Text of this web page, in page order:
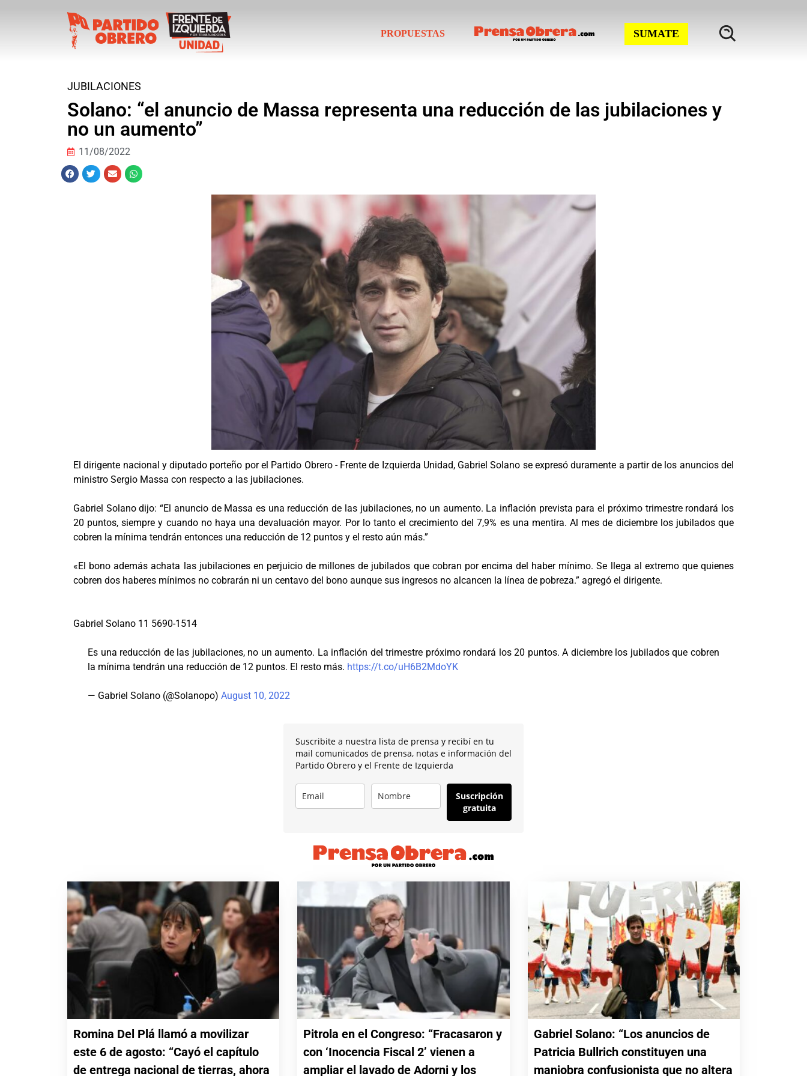
PROPUESTAS SUMATE
JUBILACIONES
Solano: “el anuncio de Massa representa una reducción de las jubilaciones y
no un aumento”
11/08/2022
El dirigente nacional y diputado porteño por el Partido Obrero - Frente de Izquierda Unidad, Gabriel Solano se expresó duramente a partir de los anuncios del
ministro Sergio Massa con respecto a las jubilaciones.
Gabriel Solano dijo: “El anuncio de Massa es una reducción de las jubilaciones, no un aumento. La inflación prevista para el próximo trimestre rondará los
20 puntos, siempre y cuando no haya una devaluación mayor. Por lo tanto el crecimiento del 7,9% es una mentira. Al mes de diciembre los jubilados que
cobren la mínima tendrán entonces una reducción de 12 puntos y el resto aún más.”
«El bono además achata las jubilaciones en perjuicio de millones de jubilados que cobran por encima del haber mínimo. Se llega al extremo que quienes
cobren dos haberes mínimos no cobrarán ni un centavo del bono aunque sus ingresos no alcancen la línea de pobreza.” agregó el dirigente.
Gabriel Solano 11 5690-1514
Es una reducción de las jubilaciones, no un aumento. La inflación del trimestre próximo rondará los 20 puntos. A diciembre los jubilados que cobren
la mínima tendrán una reducción de 12 puntos. El resto más. https://t.co/uH6B2MdoYK
— Gabriel Solano (@Solanopo) August 10, 2022
Suscribite a nuestra lista de prensa y recibí en tu
mail comunicados de prensa, notas e información del
Partido Obrero y el Frente de Izquierda
Suscripción
gratuita
Romina Del Plá llamó a movilizar
este 6 de agosto: “Cayó el capítulo
de entrega nacional de tierras, ahora
Pitrola en el Congreso: “Fracasaron y
con ‘Inocencia Fiscal 2’ vienen a
ampliar el lavado de Adorni y los
Gabriel Solano: “Los anuncios de
Patricia Bullrich constituyen una
maniobra confusionista que no altera